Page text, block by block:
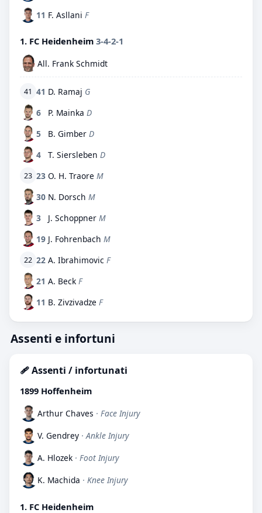
11 F. Asllani F
1. FC Heidenheim 3-4-2-1
All. Frank Schmidt
41 41 D. Ramaj G
6
P. Mainka D
5
B. Gimber D
4
T. Siersleben D
23 23 O. H. Traore M
30 N. Dorsch M
3
J. Schoppner M
19 J. Fohrenbach M
22 22 A. Ibrahimovic F
21 A. Beck F
11 B. Zivzivadze F
Assenti e infortuni
🩹 Assenti / infortunati
1899 Hoffenheim
Arthur Chaves · Face Injury
V. Gendrey · Ankle Injury
A. Hlozek · Foot Injury
K. Machida · Knee Injury
1. FC Heidenheim